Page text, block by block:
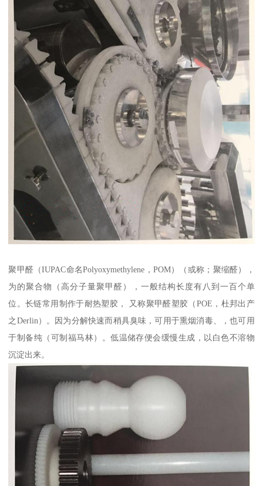
聚甲醛（IUPAC命名Polyoxymethylene，POM）（或称；聚缩醛），
为的聚合物（高分子量聚甲醛），一般结构长度有八到一百个单
位。长链常用制作于耐热塑胶， 又称聚甲醛塑胶（POE，杜邦出产
之Derlin）。因为分解快速而稍具臭味，可用于熏烟消毒、，也可用
于制备纯（可制福马林）。低温储存便会缓慢生成，以白色不溶物
沉淀出来。